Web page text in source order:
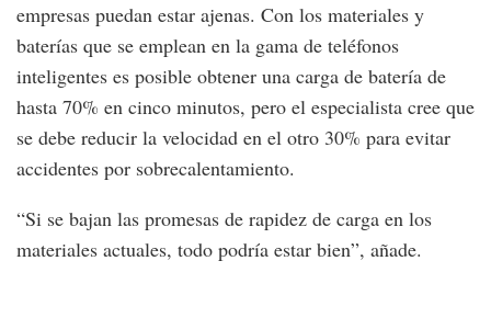
empresas puedan estar ajenas. Con los materiales y
baterías que se emplean en la gama de teléfonos
inteligentes es posible obtener una carga de batería de
hasta 70% en cinco minutos, pero el especialista cree que
se debe reducir la velocidad en el otro 30% para evitar
accidentes por sobrecalentamiento.
“Si se bajan las promesas de rapidez de carga en los
materiales actuales, todo podría estar bien”, añade.